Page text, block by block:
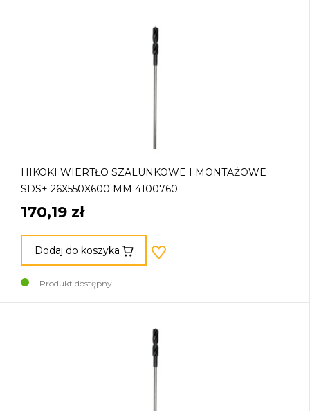
HIKOKI WIERTŁO SZALUNKOWE I MONTAŻOWE
SDS+ 26X550X600 MM 4100760
170,19 zł
Dodaj do koszyka
Produkt dostępny